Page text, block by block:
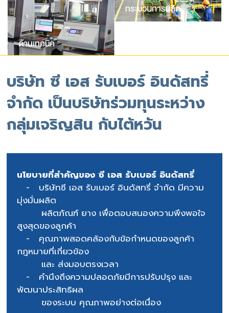
บริษัท ซี เอส รับเบอร์ อินดัสทรี่
จำกัด เป็นบริษัทร่วมทุนระหว่าง
กลุ่มเจริญสิน กับไต้หวัน
นโยบายที่สำคัญของ ซี เอส รับเบอร์ อินดัสทรี่
- บริษัทซี เอส รับเบอร์ อินดัสทรี่ จำกัด มีความ
มุ่งมั่นผลิต
ผลิตภัณฑ์ ยาง เพื่อตอบสนองความพึงพอใจ
สูงสุดของลูกค้า
- คุณภาพสอดคล้องกับข้อกำหนดของลูกค้า
กฎหมายที่เกี่ยวข้อง
และ ส่งมอบตรงเวลา
- คำนึงถึงความปลอดภัยมีการปรับปรุง และ
พัฒนาประสิทธิผล
ของระบบ คุณภาพอย่างต่อเนื่อง